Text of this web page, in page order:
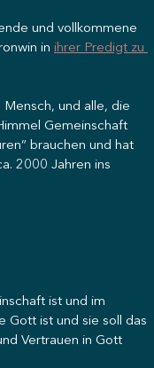
und vollkommene
in ihrer Predigt zu
und alle, die
Gemeinschaft
brauchen und hat
2000 Jahren ins
ist und im
Gott ist und sie soll das
Vertrauen in Gott